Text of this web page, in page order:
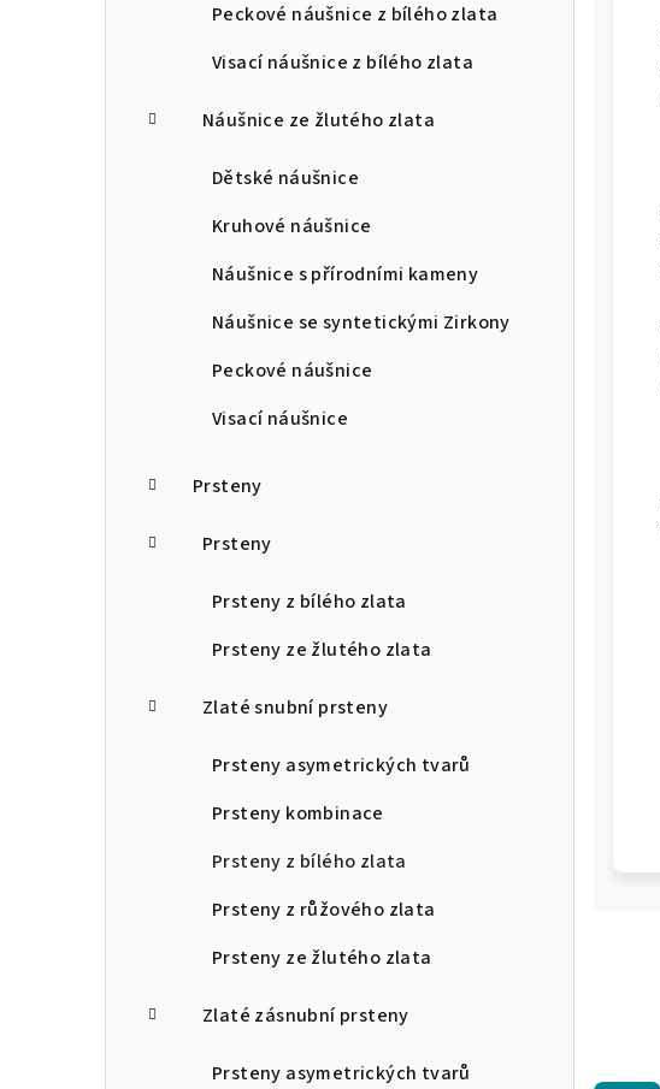
Peckové náušnice z bílého zlata
Visací náušnice z bílého zlata
Náušnice ze žlutého zlata
Dětské náušnice
Kruhové náušnice
Náušnice s přírodními kameny
Náušnice se syntetickými Zirkony
Peckové náušnice
Visací náušnice
Prsteny
Prsteny
Prsteny z bílého zlata
Prsteny ze žlutého zlata
Zlaté snubní prsteny
Prsteny asymetrických tvarů
Prsteny kombinace
Prsteny z bílého zlata
Prsteny z růžového zlata
Prsteny ze žlutého zlata
Zlaté zásnubní prsteny
Prsteny asymetrických tvarů